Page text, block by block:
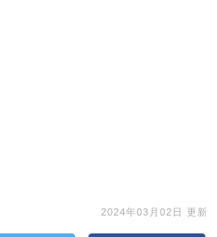
2024年03月02日 更新